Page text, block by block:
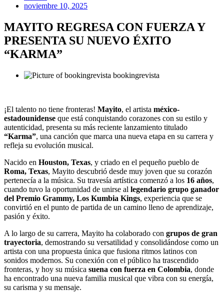
noviembre 10, 2025
MAYITO REGRESA CON FUERZA Y
PRESENTA SU NUEVO ÉXITO
“KARMA”
bookingrevista
¡El talento no tiene fronteras! Mayito, el artista méxico-
estadounidense que está conquistando corazones con su estilo y
autenticidad, presenta su más reciente lanzamiento titulado
“Karma”, una canción que marca una nueva etapa en su carrera y
refleja su evolución musical.
Nacido en Houston, Texas, y criado en el pequeño pueblo de
Roma, Texas, Mayito descubrió desde muy joven que su corazón
pertenecía a la música. Su travesía artística comenzó a los 16 años,
cuando tuvo la oportunidad de unirse al legendario grupo ganador
del Premio Grammy, Los Kumbia Kings, experiencia que se
convirtió en el punto de partida de un camino lleno de aprendizaje,
pasión y éxito.
A lo largo de su carrera, Mayito ha colaborado con grupos de gran
trayectoria, demostrando su versatilidad y consolidándose como un
artista con una propuesta única que fusiona ritmos latinos con
sonidos modernos. Su conexión con el público ha trascendido
fronteras, y hoy su música suena con fuerza en Colombia, donde
ha encontrado una nueva familia musical que vibra con su energía,
su carisma y su mensaje.